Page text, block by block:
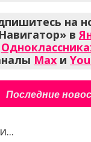
на
в
Max и
Последние